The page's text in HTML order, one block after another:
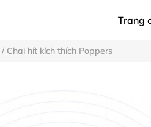
Trang
/ Chai hít kích thích Poppers